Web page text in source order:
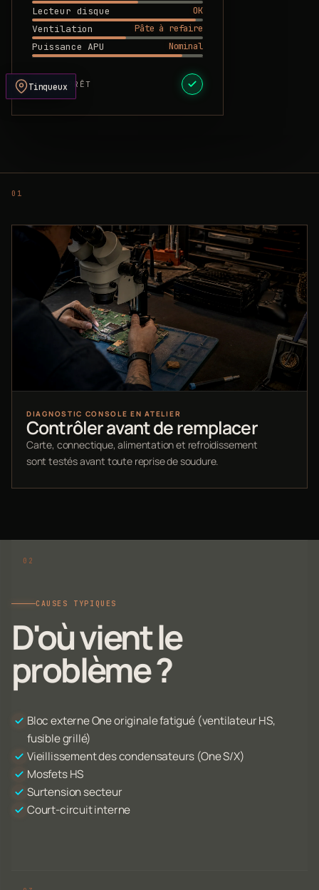
Lecteur disque
OK
Ventilation
Pâte à refaire
Puissance APU
Nominal
DEVIS PRÊT
Tinqueux
DIAGNOSTIC CONSOLE EN ATELIER
Contrôler avant de remplacer
Carte, connectique, alimentation et refroidissement
sont testés avant toute reprise de soudure.
CAUSES TYPIQUES
D'où vient le
problème ?
Bloc externe One originale fatigué (ventilateur HS,
fusible grillé)
Vieillissement des condensateurs (One S/X)
Mosfets HS
Surtension secteur
Court-circuit interne